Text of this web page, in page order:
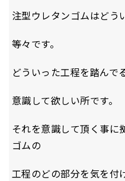
注型ウレタンゴムはどう
等々です。
どういった工程を踏んで
意識して欲しい所です。
それを意識して頂く事に
ゴムの
工程のどの部分を気を付